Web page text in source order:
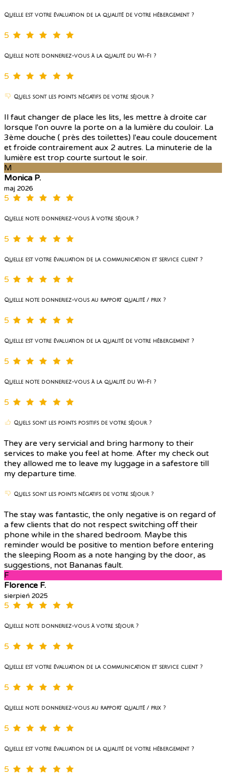
Quelle est votre évaluation de la qualité de votre hébergement ?
5
Quelle note donneriez-vous à la qualité du Wi-Fi ?
5
Quels sont les points négatifs de votre séjour ?
Il faut changer de place les lits, les mettre à droite car
lorsque l'on ouvre la porte on a la lumière du couloir. La
3ème douche ( près des toilettes) l'eau coule doucement
et froide contrairement aux 2 autres. La minuterie de la
lumière est trop courte surtout le soir.
M
Monica P.
maj 2026
5
Quelle note donneriez-vous à votre séjour ?
5
Quelle est votre évaluation de la communication et service client ?
5
Quelle note donneriez-vous au rapport qualité / prix ?
5
Quelle est votre évaluation de la qualité de votre hébergement ?
5
Quelle note donneriez-vous à la qualité du Wi-Fi ?
5
Quels sont les points positifs de votre séjour ?
They are very servicial and bring harmony to their
services to make you feel at home. After my check out
they allowed me to leave my luggage in a safestore till
my departure time.
Quels sont les points négatifs de votre séjour ?
The stay was fantastic, the only negative is on regard of
a few clients that do not respect switching off their
phone while in the shared bedroom. Maybe this
reminder would be positive to mention before entering
the sleeping Room as a note hanging by the door, as
suggestions, not Bananas fault.
F
Florence F.
sierpień 2025
5
Quelle note donneriez-vous à votre séjour ?
5
Quelle est votre évaluation de la communication et service client ?
5
Quelle note donneriez-vous au rapport qualité / prix ?
5
Quelle est votre évaluation de la qualité de votre hébergement ?
5